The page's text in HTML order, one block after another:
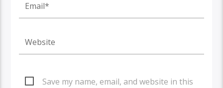
Save my name, email, and website in this